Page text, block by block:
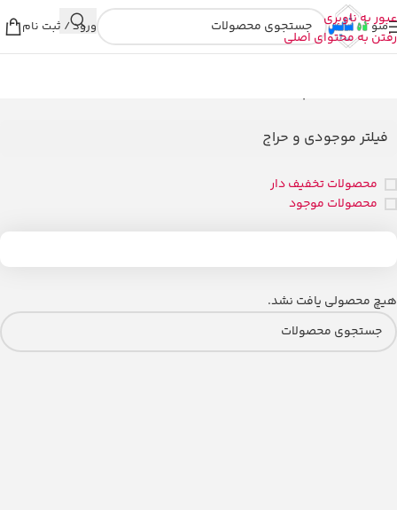
عبور به ناوبری
رفتن به محتوای اصلی
منو ورود / ثبت نام
فیلتر موجودی و حراج
محصولات تخفیف دار
محصولات موجود
هیچ محصولی یافت نشد.